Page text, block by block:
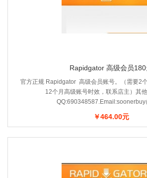
Rapidgator 高级会员180
官方正规 Rapidgator 高级会员账号。（需要2
12个月高级账号时效，联系店主）其
￥464.00元